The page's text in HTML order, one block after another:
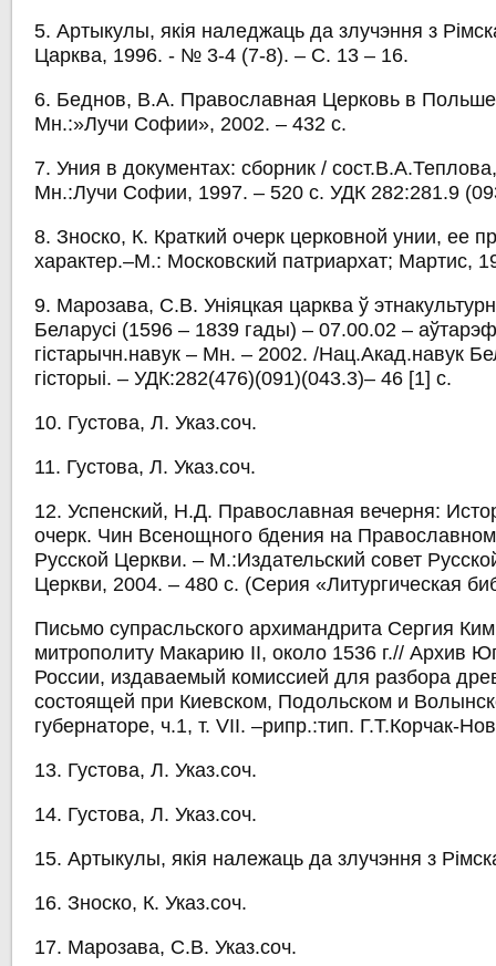
5. Артыкулы, якія наледжаць да злучэння з
Царква, 1996. - № 3-4 (7-8). – С. 13 – 16.
6. Беднов, В.А. Православная Церковь в
Мн.:»Лучи Софии», 2002. – 432 с.
7. Уния в документах: сборник /
Мн.:Лучи Софии, 1997. – 520 с. УДК 282:281.9
8. Зноско, К. Краткий очерк церковной унии, ее
характер.–М.: Московский патриархат; Мартис,
9. Марозава, С.В. Уніяцкая царква ў
Беларусі (1596 ­– 1839 гады) – 07.00.02 –
гістарычн.навук – Мн. – 2002. /Нац.Акад.навук
гісторыі. – УДК:282(476)(091)(043.3)– 46 [1] с.
10. Густова, Л. Указ.соч.
11. Густова, Л. Указ.соч.
12. Успенский, Н.Д. Православная вечерня:
очерк. Чин Всенощного бдения на
Русской Церкви. – М.:Издательский совет
Церкви, 2004. – 480 с. (Серия «Литургическая
Письмо супрасльского архимандрита Сергия
митрополиту Макарию II, около 1536 г.// Архив
России, издаваемый комиссией для разбора
состоящей при Киевском, Подольском и
губернаторе, ч.1, т. VII. –рипр.:тип. Г.Т.Корчак-
13. Густова, Л. Указ.соч.
14. Густова, Л. Указ.соч.
15. Артыкулы, якія належаць да злучэння з
16. Зноско, К. Указ.соч.
17. Марозава, С.В. Указ.соч.